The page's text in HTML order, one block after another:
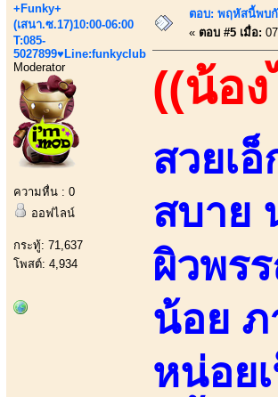
+Funky+
(เสนา.ซ.17)10:00-06:00
T:085-
5027899♥Line:funkyclub
Moderator
ความหื่น : 0
ออฟไลน์
กระทู้: 71,637
โพสต์: 4,934
ตอบ: พฤหัสนี้พบกั
« ตอบ #5 เมื่อ:
((น้อ
สวยเ
สบาย
ผิวพร
น้อย ภ
หน่อย